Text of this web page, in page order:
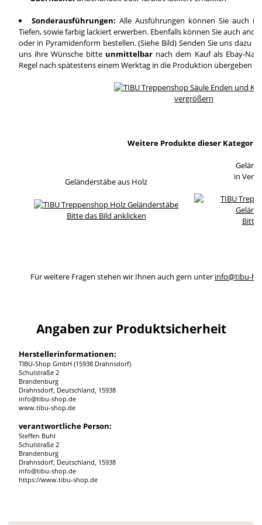
Sonderausführungen: Alle Ausführungen können Sie auch
Tiefen, sowie farbig lackiert erwerben. Ebenfalls können Sie auch
oder in Pyramidenform bestellen. (Siehe Bild) Senden Sie uns dazu
uns ihre Wünsche bitte unmittelbar nach dem Kauf als Ebay-
Regel nach spätestens einem Werktag in die Produktion übergeben
vergrößern
Weitere Produkte dieser Kategorie
Geländerstäbe aus Holz
Bitte das Bild anklicken
in
Bitte
Für weitere Fragen stehen wir Ihnen auch gern unter info@tibu-
Angaben zur Produktsicherheit
Herstellerinformationen:
TIBU-Shop GmbH (15938 Drahnsdorf)
Schulstraße 2
Brandenburg
Drahnsdorf, Deutschland, 15938
info@tibu-shop.de
www.tibu-shop.de
verantwortliche Person:
Steffen Buhl
Schulstraße 2
Brandenburg
Drahnsdorf, Deutschland, 15938
info@tibu-shop.de
https://www.tibu-shop.de